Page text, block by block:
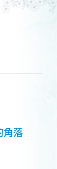
角落